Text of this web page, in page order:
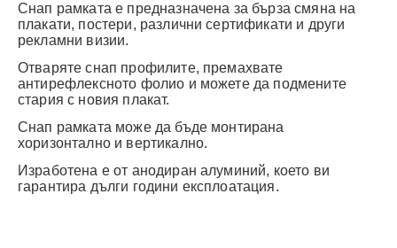
Снап рамката е предназначена за бърза смяна на
плакати, постери, различни сертификати и други
рекламни визии.
Отваряте снап профилите, премахвате
антирефлексното фолио и можете да подмените
стария с новия плакат.
Снап рамката може да бъде монтирана
хоризонтално и вертикално.
Изработена е от анодиран алуминий, което ви
гарантира дълги години експлоатация.